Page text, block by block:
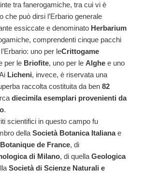
tra fanerogamiche, tra cui vi è
che può dirsi l’Erbario generale
essiccate e denominato Herbarium
comprendenti cinque pacchi
uno per leCrittogame
per le Briofite, uno per le Alghee uno
Licheni, invece, è riservata una
raccolta costituita da ben 82
diecimila esemplari provenienti da
.
scientifici in questo campo fu
dellaSocietà Botanica Italianae
de France, di
di Milano, di quella Geologica
Società di Scienze Naturali e